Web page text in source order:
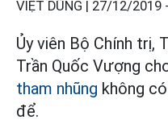
VIỆT DŨNG | 27/12/2019
Ủy viên Bộ Chính
Trần Quốc Vượng
tham nhũng không
để.